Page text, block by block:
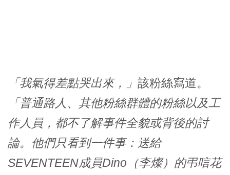
「我氣得差點哭出來，」 該粉絲寫道。
「普通路人、其他粉絲群體的粉絲以及工
作人員，都不了解事件全貌或背後的討
論。他們只看到一件事：送給
SEVENTEEN成員Dino（李燦）的弔唁花